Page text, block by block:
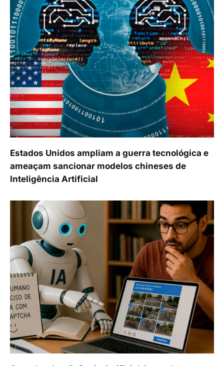
Estados Unidos ampliam a guerra tecnológica e
ameaçam sancionar modelos chineses de
Inteligência Artificial